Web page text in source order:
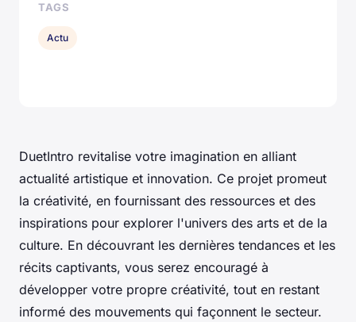
DuetIntro revitalise votre imagination en alliant
actualité artistique et innovation. Ce projet promeut
la créativité, en fournissant des ressources et des
inspirations pour explorer l'univers des arts et de la
culture. En découvrant les dernières tendances et les
récits captivants, vous serez encouragé à
développer votre propre créativité, tout en restant
informé des mouvements qui façonnent le secteur.
TAGS
Actu